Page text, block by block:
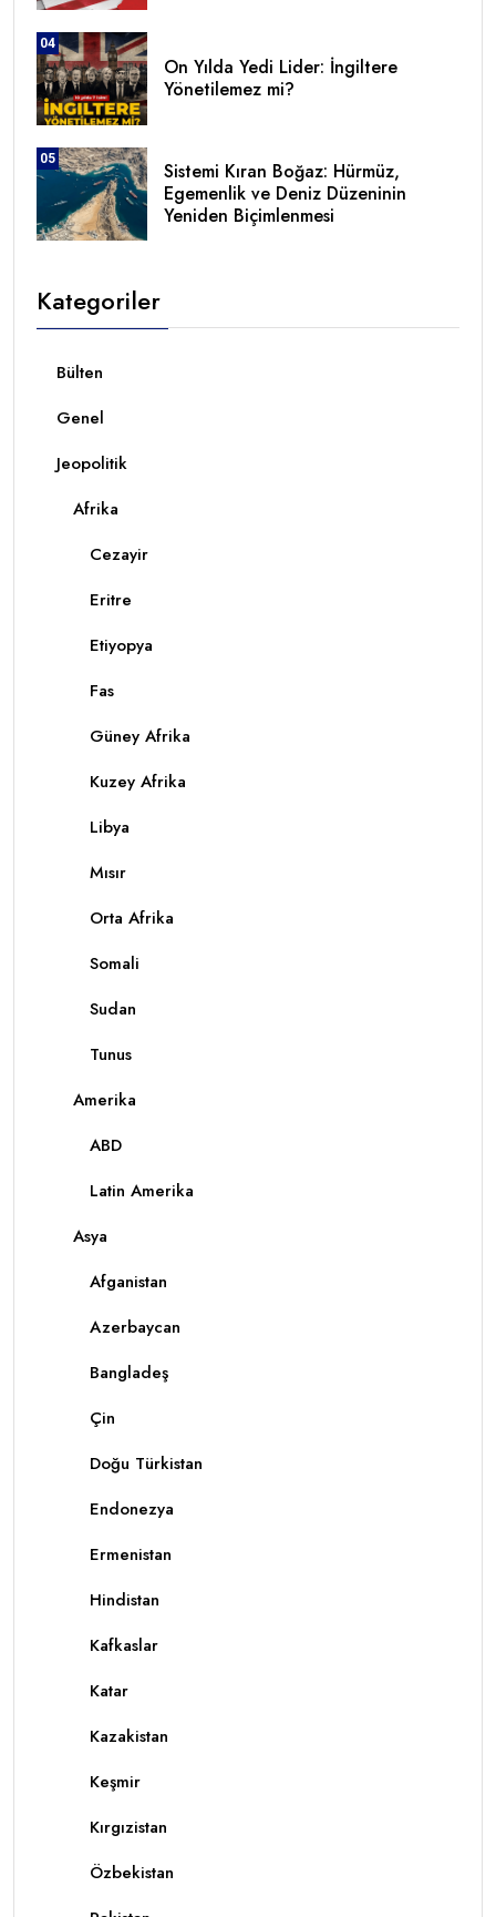
04
On Yılda Yedi Lider: İngiltere
Yönetilemez mi?
05
Sistemi Kıran Boğaz: Hürmüz,
Egemenlik ve Deniz Düzeninin
Yeniden Biçimlenmesi
Kategoriler
Bülten
Genel
Jeopolitik
Afrika
Cezayir
Eritre
Etiyopya
Fas
Güney Afrika
Kuzey Afrika
Libya
Mısır
Orta Afrika
Somali
Sudan
Tunus
Amerika
ABD
Latin Amerika
Asya
Afganistan
Azerbaycan
Bangladeş
Çin
Doğu Türkistan
Endonezya
Ermenistan
Hindistan
Kafkaslar
Katar
Kazakistan
Keşmir
Kırgızistan
Özbekistan